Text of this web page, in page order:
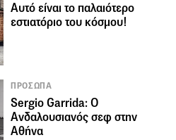
Αυτό είναι το παλαιότερο
εστιατόριο του κόσμου!
ΠΡΟΣΩΠΑ
Sergio Garrida: Ο
Ανδαλουσιανός σεφ στην
Αθήνα